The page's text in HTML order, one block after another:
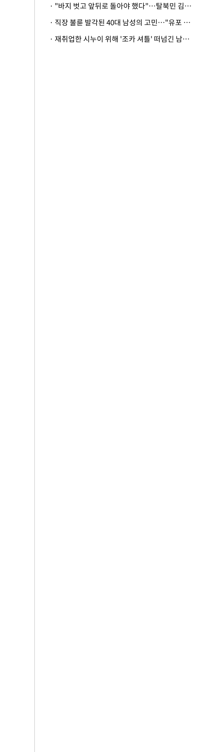
· "바지 벗고 앞뒤로 돌아야 했다"…탈북민 김서아, 기쁨조 검사 수치심 회상
· 직장 불륜 발각된 40대 남성의 고민…"유포 동료 명예훼손·협박죄 고소 가능할까"
· 재취업한 시누이 위해 '조카 셔틀' 떠넘긴 남편…아내 "난 못한다"